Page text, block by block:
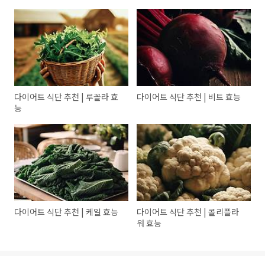
다이어트 식단 추천 | 루꼴라 효
능
다이어트 식단 추천 | 비트 효능
다이어트 식단 추천 | 케일 효능
다이어트 식단 추천 | 콜리플라
워 효능